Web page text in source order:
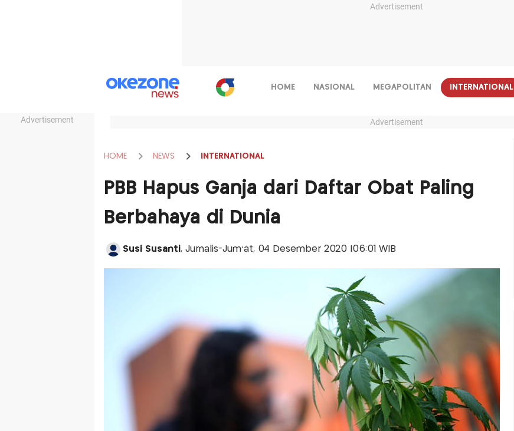
Advertisement
Advertisement
HOME NASIONAL MEGAPOLITAN INTERNATIONAL
Advertisement
HOME NEWS INTERNATIONAL
PBB Hapus Ganja dari Daftar Obat Paling
Berbahaya di Dunia
Susi Susanti, Jurnalis-Jum'at, 04 Desember 2020 |06:01 WIB